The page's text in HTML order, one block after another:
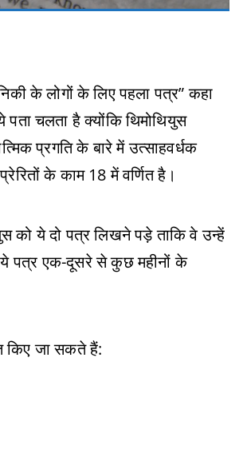
के लोगों के लिए पहला पत्र” कहा
चलता है क्योंकि थिमोथियुस
प्रगति के बारे में उत्साहवर्धक
के काम 18 में वर्णित है।
को ये दो पत्र लिखने पड़े ताकि वे उन्हें
पत्र एक-दूसरे से कुछ महीनों के
किए जा सकते हैं: